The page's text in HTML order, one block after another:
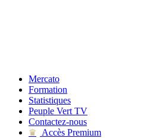
Mercato
Formation
Statistiques
Peuple Vert TV
Contactez-nous
♛
Accès Premium